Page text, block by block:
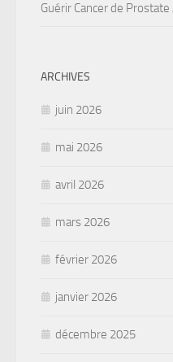
Guérir Cancer de
ARCHIVES
juin 2026
mai 2026
avril 2026
mars 2026
février 2026
janvier 2026
décembre 2025